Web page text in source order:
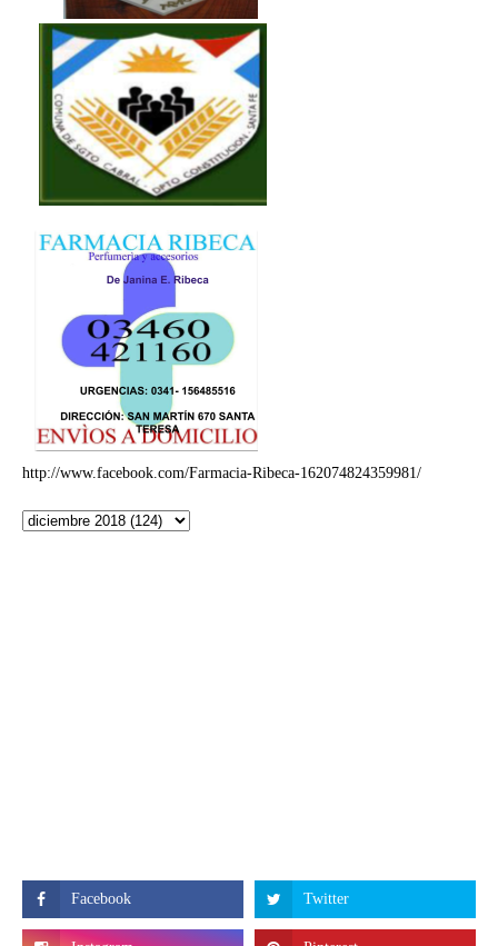
http://www.facebook.com/Farmacia-Ribeca-162074824359981/